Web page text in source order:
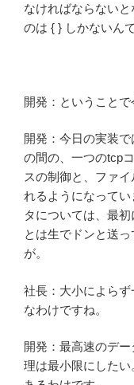
なければならない
のは { } しかないん
開発：ということで
開発：今日の実装
の間の、一つのtcp
スの制御と、ファ
れるようになって
タについては、最
とは生でドンと送
が。
社長：大小によら
なわけですね。
開発：最高速のデ
理は最小限にした